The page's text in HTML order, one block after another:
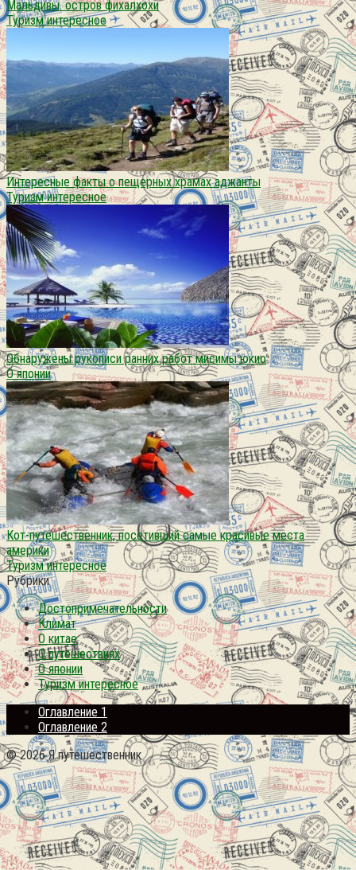
Мальдивы. остров фихалхохи
Туризм интересное
Интересные факты о пещерных храмах аджанты
Туризм интересное
Обнаружены рукописи ранних работ мисимы юкио
О японии
Кот-путешественник, посетивший самые красивые места
америки
Туризм интересное
Рубрики
Достопримечательности
Климат
О китае
О путешествиях
О японии
Туризм интересное
Оглавление 1
Оглавление 2
© 2026 Я путешественник